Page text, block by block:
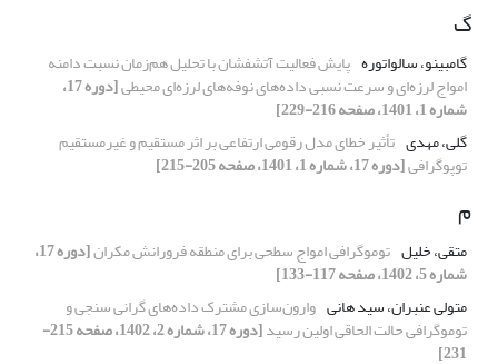
گ
گامبینو، سالواتوره پایش فعالیت آتشفشان با تحلیل هم‌زمان نسبت دامنه
امواج لرزه‌ای و سرعت نسبی داده‌های نوفه‌های لرزه‌ای محیطی [دوره 17،
شماره 1، 1401، صفحه 216-229]
گلی، مهدی تأثیر خطای مدل رقومی ارتفاعی بر اثر مستقیم و غیرمستقیم
توپوگرافی[دوره 17، شماره 1، 1401، صفحه 205-215]
م
متقی، خلیل توموگرافی امواج سطحی برای منطقه فرورانش مکران [دوره 17،
شماره 5، 1402، صفحه 117-133]
متولی عنبران، سید هانی وارون‌سازی مشترک داده‌های گرانی سنجی و
توموگرافی حالت الحاقی اولین رسید [دوره 17، شماره 2، 1402، صفحه 215-
231]